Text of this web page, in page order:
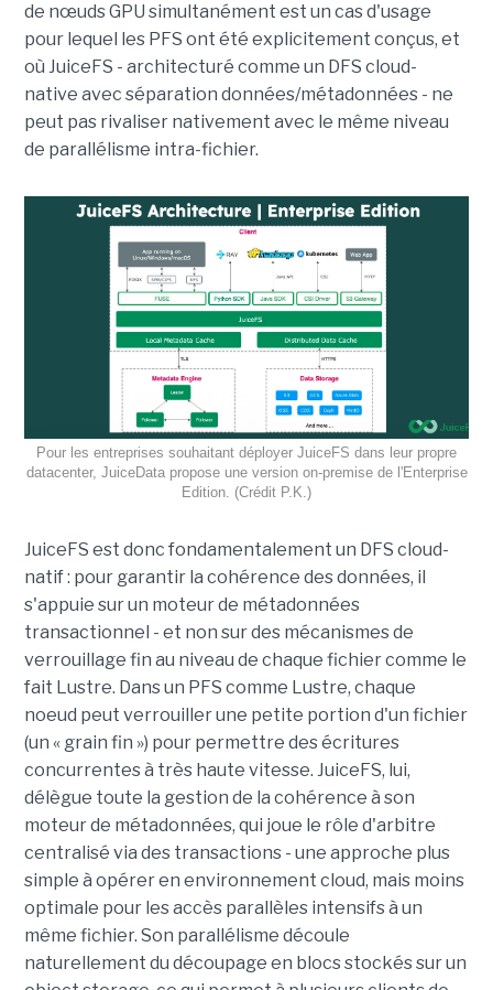
de nœuds GPU simultanément est un cas d'usage
pour lequel les PFS ont été explicitement conçus, et
où JuiceFS - architecturé comme un DFS cloud-
native avec séparation données/métadonnées - ne
peut pas rivaliser nativement avec le même niveau
de parallélisme intra-fichier.
Pour les entreprises souhaitant déployer JuiceFS dans leur propre
datacenter, JuiceData propose une version on-premise de l'Enterprise
Edition. (Crédit P.K.)
JuiceFS est donc fondamentalement un DFS cloud-
natif : pour garantir la cohérence des données, il
s'appuie sur un moteur de métadonnées
transactionnel - et non sur des mécanismes de
verrouillage fin au niveau de chaque fichier comme le
fait Lustre. Dans un PFS comme Lustre, chaque
noeud peut verrouiller une petite portion d'un fichier
(un « grain fin ») pour permettre des écritures
concurrentes à très haute vitesse. JuiceFS, lui,
délègue toute la gestion de la cohérence à son
moteur de métadonnées, qui joue le rôle d'arbitre
centralisé via des transactions - une approche plus
simple à opérer en environnement cloud, mais moins
optimale pour les accès parallèles intensifs à un
même fichier. Son parallélisme découle
naturellement du découpage en blocs stockés sur un